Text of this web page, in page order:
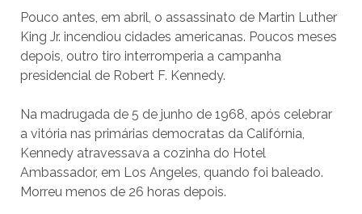
Pouco antes, em abril, o assassinato de Martin Luther
King Jr. incendiou cidades americanas. Poucos meses
depois, outro tiro interromperia a campanha
presidencial de Robert F. Kennedy.
Na madrugada de 5 de junho de 1968, após celebrar
a vitória nas primárias democratas da Califórnia,
Kennedy atravessava a cozinha do Hotel
Ambassador, em Los Angeles, quando foi baleado.
Morreu menos de 26 horas depois.